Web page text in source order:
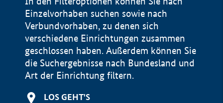
Einzelvorhaben suchen sowie nach
Verbundvorhaben, zu denen sich
verschiedene Einrichtungen zusammen
geschlossen haben. Außerdem können Sie
die Suchergebnisse nach Bundesland und
Art der Einrichtung filtern.
LOS GEHT'S